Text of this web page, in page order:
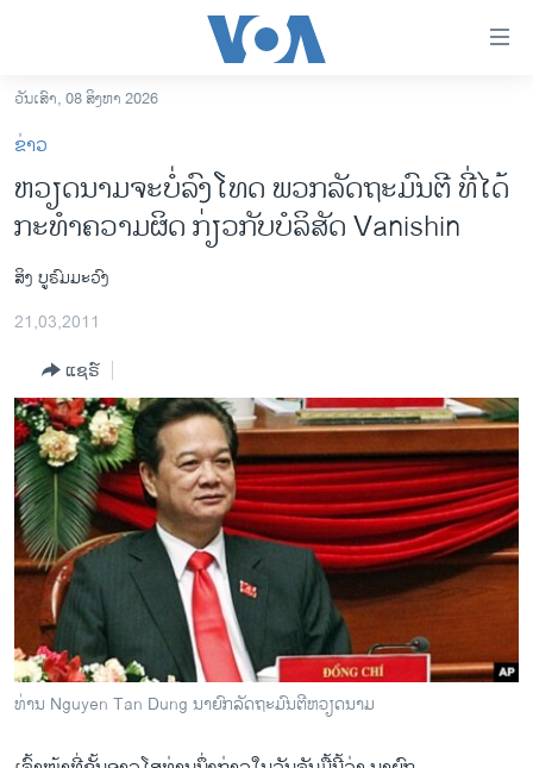
ເຂົ້າ
ຫາ
ຂ້າມ
ຂ້າມ
ຫາ
ຊອກ
ຄົ້ນ
ອາເມຣິກາ
ການເລືອກຕັ້ງ ປະທານາທີບໍດີ ສະຫະລັດ 2024
ຂ່າວ​ຈີນ
ໂລກ
ເອເຊຍ
ອິດສະຫຼະພາບດ້ານການຂ່າວ
ຊີວິດຊາວລາວ
ຊຸມຊົນຊາວລາວ
ວິທະຍາສາດ-ເທັກໂນໂລຈີ
ທຸລະກິດ
ພາສາອັງກິດ
ວີດີໂອ
ວັນເສົາ, 08 ສິງຫາ 2026
ຂ່າວ
ຫວຽດນາມຈະບໍ່ລົງໂທດ ພວກລັດຖະມົນຕີ ທີ່ໄດ້
ກະທໍາຄວາມຜິດ ກ່ຽວກັບບໍລິສັດ Vanishin
ສິງ ບູຣົມມະວົງ
21,03,2011
ແຊຣ໌
ທ່ານ Nguyen Tan Dung ນາຍົກລັດຖະມົນຕີຫວຽດນາມ